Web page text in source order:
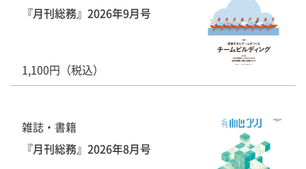
『月刊総務』2026年9月号
1,100円（税込）
雑誌・書籍
『月刊総務』2026年8月号